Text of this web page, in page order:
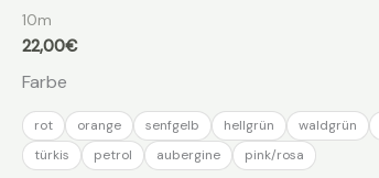
10m
22,00€
Farbe
rot orange senfgelb hellgrün waldgrün
türkis
petrol aubergine pink/rosa